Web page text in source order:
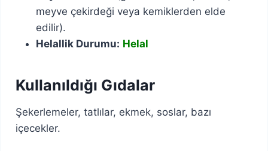
meyve çekirdeği veya kemiklerden elde
edilir).
Helallik Durumu: Helal
Kullanıldığı Gıdalar
Şekerlemeler, tatlılar, ekmek, soslar, bazı
içecekler.